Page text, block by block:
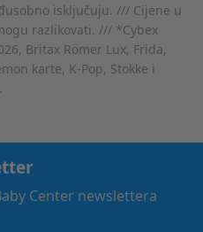
isključuju. /// Cijene u
razlikovati. /// *Cybex
Britax Römer Lux, Frida,
karte, K-Pop, Stokke i
Center newslettera